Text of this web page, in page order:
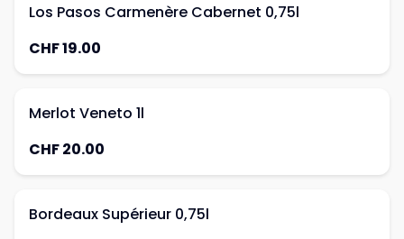
Los Pasos Carmenère Cabernet 0,75l
CHF 19.00
Merlot Veneto 1l
CHF 20.00
Bordeaux Supérieur 0,75l